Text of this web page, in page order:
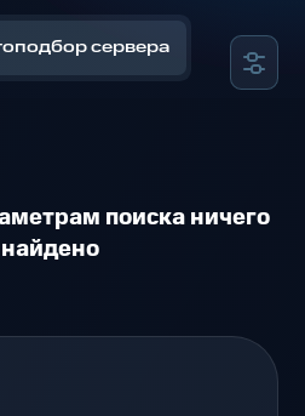
сервера
поиска ничего